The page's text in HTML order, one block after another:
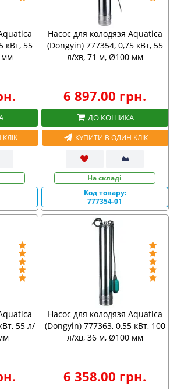
кВт, 55
мм
Насос для колодязя Aquatica
(Dongyin) 777354, 0,75 кВт, 55
л/хв, 71 м, Ø100 мм
6 897.00 грн.
ДО КОШИКА
КУПИТИ В ОДИН КЛІК
На складі
Код товару:
777354-01
55 л/
Насос для колодязя Aquatica
(Dongyin) 777363, 0,55 кВт, 100
л/хв, 36 м, Ø100 мм
6 358.00 грн.